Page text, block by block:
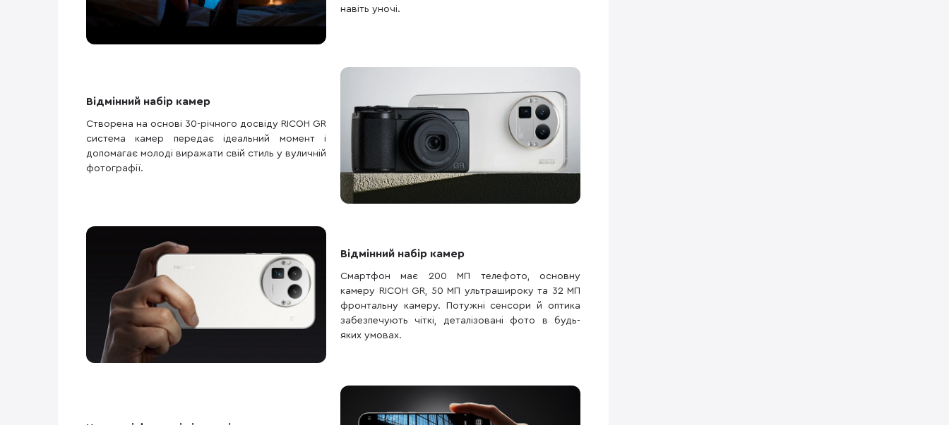
навіть уночі.
Відмінний набір камер
Створена на основі 30-річного досвіду RICOH GR
система камер передає ідеальний момент і
допомагає молоді виражати свій стиль у вуличній
фотографії.
Відмінний набір камер
Смартфон має 200 МП телефото, основну
камеру RICOH GR, 50 МП ультрашироку та 32 МП
фронтальну камеру. Потужні сенсори й оптика
забезпечують чіткі, деталізовані фото в будь-
яких умовах.